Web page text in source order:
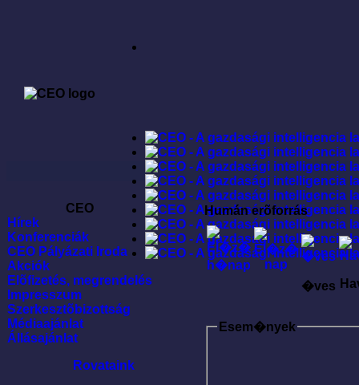
CEO
Hírek
Konferenciák
CEO Pályázati Iroda
Akciók
Elõfizetés, megrendelés
Impresszum
Szerkesztõbizottság
Médiaajánlat
Állásajánlat
Rovataink
Humán erõforrás
�ves
Esem�nyek